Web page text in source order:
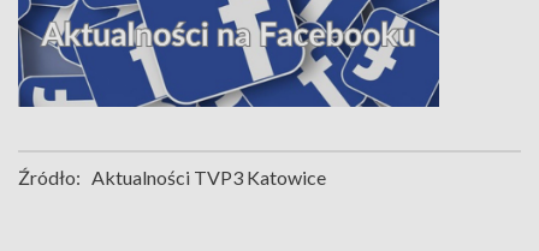
Źródło: Aktualności TVP3 Katowice